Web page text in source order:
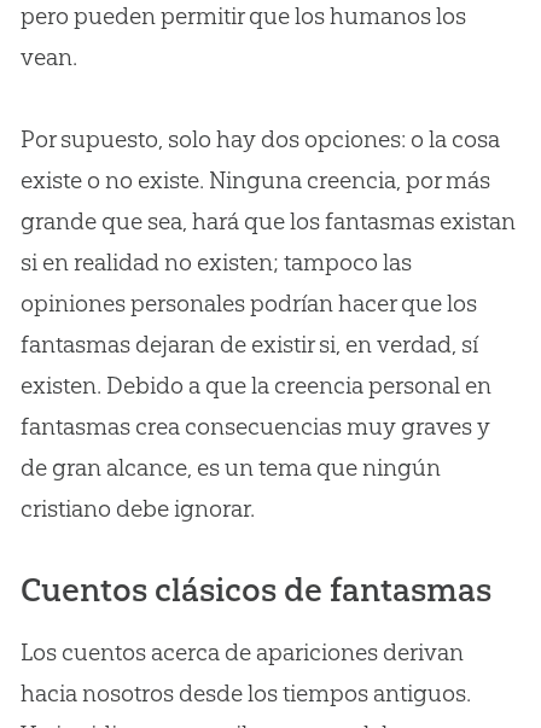
pero pueden permitir que los humanos los
vean.
Por supuesto, solo hay dos opciones: o la cosa
existe o no existe. Ninguna creencia, por más
grande que sea, hará que los fantasmas existan
si en realidad no existen; tampoco las
opiniones personales podrían hacer que los
fantasmas dejaran de existir si, en verdad, sí
existen. Debido a que la creencia personal en
fantasmas crea consecuencias muy graves y
de gran alcance, es un tema que ningún
cristiano debe ignorar.
Cuentos clásicos de fantasmas
Los cuentos acerca de apariciones derivan
hacia nosotros desde los tiempos antiguos.